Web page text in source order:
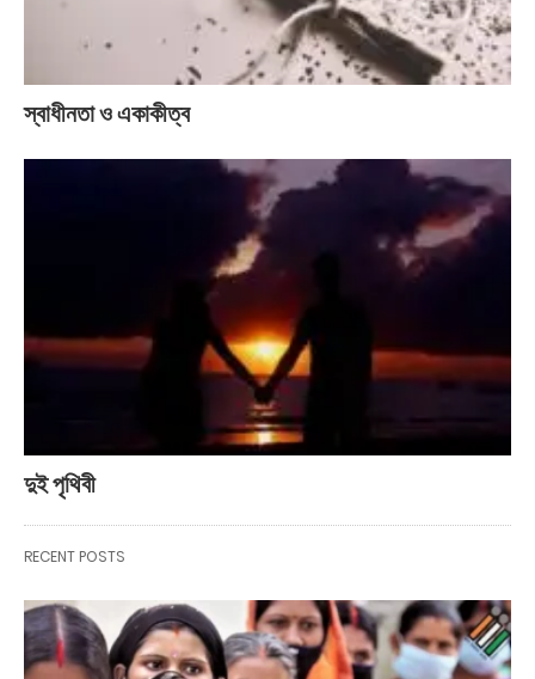
স্বাধীনতা ও একাকীত্ব
দুই পৃথিবী
RECENT POSTS